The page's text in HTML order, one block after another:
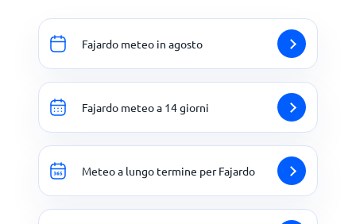
Fajardo meteo in agosto
Fajardo meteo a 14 giorni
Meteo a lungo termine per Fajardo